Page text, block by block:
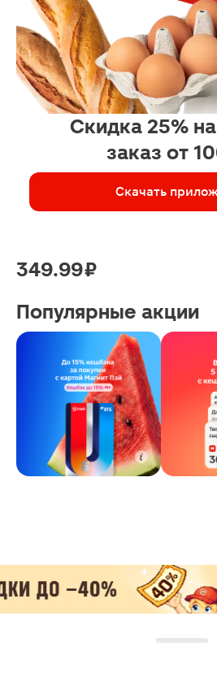
Скидка 25%
заказ от
Скачать
349.99 ₽
Популярные акции